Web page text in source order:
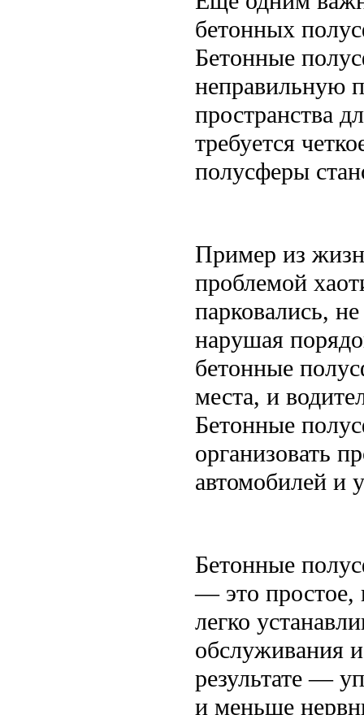
бетонных
Бетонные
неправильную
пространства
требуется
полусферы
Пример из
проблемой
парковались,
нарушая
бетонные
места, и
Бетонные
организовать
автомобилей и
Бетонные
— это простое,
легко
обслуживания
результате —
и меньше